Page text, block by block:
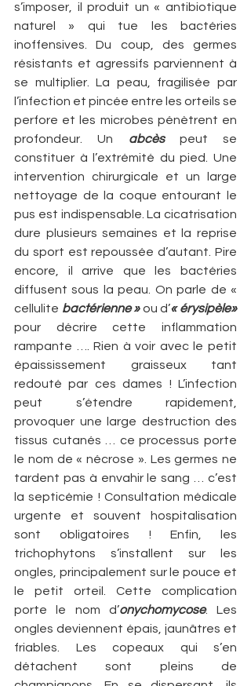
s’imposer, il produit un « antibiotique
naturel » qui tue les bactéries
inoffensives. Du coup, des germes
résistants et agressifs parviennent à
se multiplier. La peau, fragilisée par
l’infection et pincée entre les orteils se
perfore et les microbes pénètrent en
profondeur. Un abcès peut se
constituer à l’extrémité du pied. Une
intervention chirurgicale et un large
nettoyage de la coque entourant le
pus est indispensable. La cicatrisation
dure plusieurs semaines et la reprise
du sport est repoussée d’autant. Pire
encore, il arrive que les bactéries
diffusent sous la peau. On parle de «
cellulite bactérienne » ou d’« érysipèle»
pour décrire cette inflammation
rampante …. Rien à voir avec le petit
épaississement graisseux tant
redouté par ces dames ! L’infection
peut s’étendre rapidement,
provoquer une large destruction des
tissus cutanés … ce processus porte
le nom de « nécrose ». Les germes ne
tardent pas à envahir le sang … c’est
la septicémie ! Consultation médicale
urgente et souvent hospitalisation
sont obligatoires ! Enfin, les
trichophytons s’installent sur les
ongles, principalement sur le pouce et
le petit orteil. Cette complication
porte le nom d’onychomycose. Les
ongles deviennent épais, jaunâtres et
friables. Les copeaux qui s’en
détachent sont pleins de